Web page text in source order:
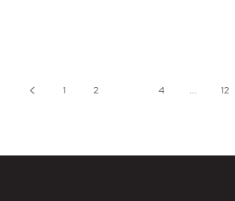
1 2 4 ... 12